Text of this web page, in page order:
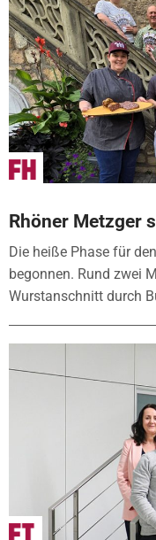
Rhöner Metzger
Die heiße Phase für
begonnen. Rund zwei
Wurstanschnitt durch